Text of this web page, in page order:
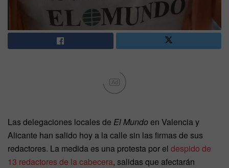
Ad
Las delegaciones locales de El Mundoen Valencia y
Alicante han salido hoy a la calle sin las firmas de sus
redactores. La medida es una protesta por el despido de
13 redactores de la cabecera, salidas que afectarán